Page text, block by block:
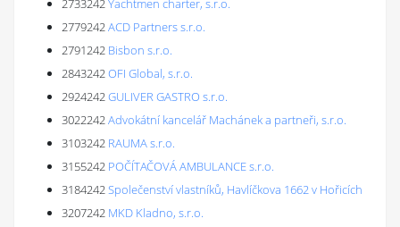
2733242Yachtmen charter, s.r.o.
2779242ACD Partners s.r.o.
2791242 Bisbon s.r.o.
2843242OFI Global, s.r.o.
2924242GULIVER GASTRO s.r.o.
3022242Advokátní kancelář Machánek a partneři, s.r.o.
3103242 RAUMA s.r.o.
3155242 POČÍTAČOVÁ AMBULANCE s.r.o.
3184242Společenství vlastníků, Havlíčkova 1662 v Hořicích
3207242 MKD Kladno, s.r.o.